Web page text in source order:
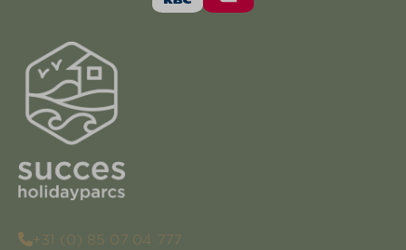
+31 (0) 85 07 04 777